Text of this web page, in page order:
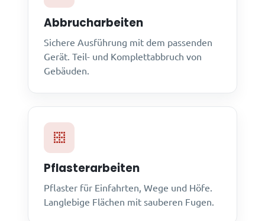
Abbrucharbeiten
Sichere Ausführung mit dem passenden
Gerät. Teil- und Komplettabbruch von
Gebäuden.
Pflasterarbeiten
Pflaster für Einfahrten, Wege und Höfe.
Langlebige Flächen mit sauberen Fugen.